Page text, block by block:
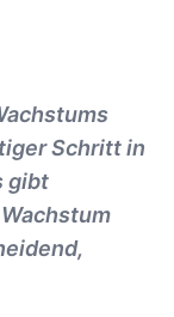
Schritt in
gibt